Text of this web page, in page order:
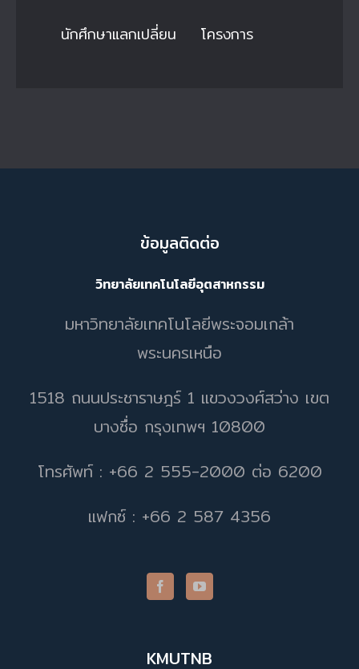
นักศึกษาแลกเปลี่ยน โครงการ
ข้อมูลติดต่อ
วิทยาลัยเทคโนโลยีอุตสาหกรรม
มหาวิทยาลัยเทคโนโลยีพระจอมเกล้า
พระนครเหนือ
1518 ถนนประชาราษฎร์ 1 แขวงวงศ์สว่าง เขต
บางซื่อ กรุงเทพฯ 10800
โทรศัพท์ : +66 2 555-2000 ต่อ 6200
แฟกซ์ : +66 2 587 4356
KMUTNB